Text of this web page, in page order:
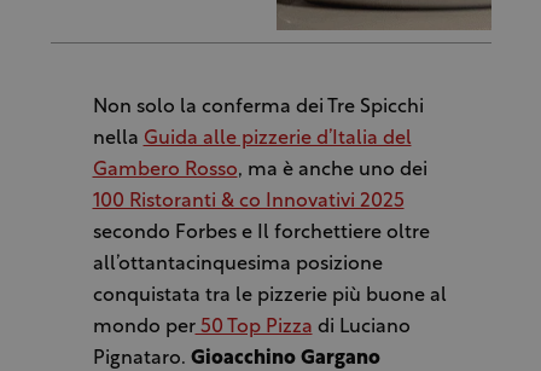
Non solo la conferma dei Tre Spicchi
nella Guida alle pizzerie d’Italia del
Gambero Rosso, ma è anche uno dei
100 Ristoranti & co Innovativi 2025
secondo Forbes e Il forchettiere oltre
all’ottantacinquesima posizione
conquistata tra le pizzerie più buone al
mondo per50 Top Pizza di Luciano
Pignataro. Gioacchino Gargano